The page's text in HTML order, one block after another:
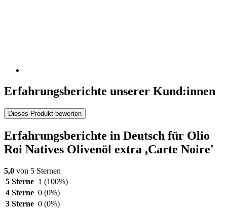
Erfahrungsberichte unserer Kund:innen
Dieses Produkt bewerten
Erfahrungsberichte in Deutsch für Olio
Roi Natives Olivenöl extra ,Carte Noire'
5,0 von 5 Sternen
5 Sterne 1 (100%)
4 Sterne 0 (0%)
3 Sterne 0 (0%)